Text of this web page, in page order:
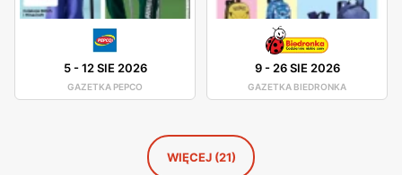
każdym etapie zakupów. Dzięki temu Diverse
zdobyła
lojalność wielu zadowolonych klientów.
5-12 SIE 2026
GAZETKA PEPCO
9-26 SIE 2026
GAZETKA BIEDRONKA
WIĘCEJ (21)